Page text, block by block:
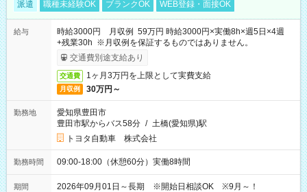
派遣 職種未経験OK ブランクOK WEB登録・面接OK
給与
時給3000円 月収例 59万円 時給3000円×実働8h×週5日×4週
+残業30h ※月収例を保証するものではありません。
交通費別途支給あり
交通費 1ヶ月3万円を上限として実費支給
月収例 30万円～
勤務地
愛知県豊田市
豊田市駅からバス58分 / 土橋(愛知県)駅
トヨタ自動車 株式会社
勤務時間 09:00-18:00（休憩60分）実働8時間
期間 2026年09月01日～長期 ※開始日相談OK ※9月～！